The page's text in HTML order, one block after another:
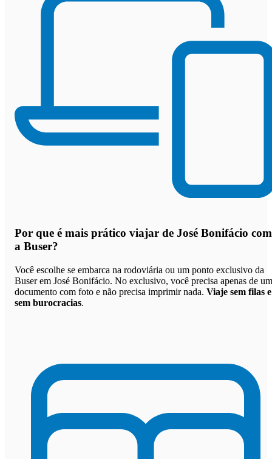
Por que é mais prático viajar de José Bonifácio com
a Buser?
Você escolhe se embarca na rodoviária ou um ponto exclusivo da
Buser em José Bonifácio. No exclusivo, você precisa apenas de um
documento com foto e não precisa imprimir nada. Viaje sem filas e
sem burocracias.